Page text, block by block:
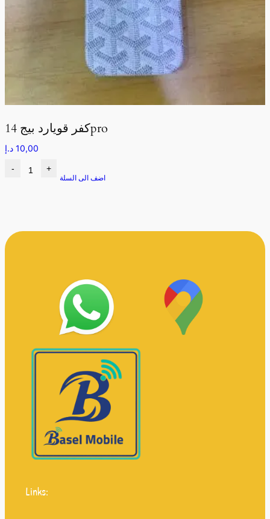
كفر قويارد بيج 14pro
10,00 د.إ
- +
اضف الى السلة
Links: